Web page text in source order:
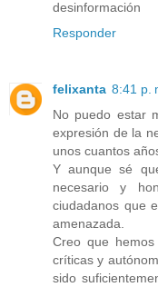
desinformación
Responder
felixanta 8:41 p.
No puedo estar
expresión de la
unos cuantos
Y aunque sé
necesario y
ciudadanos que
amenazada.
Creo que
críticas y
sido